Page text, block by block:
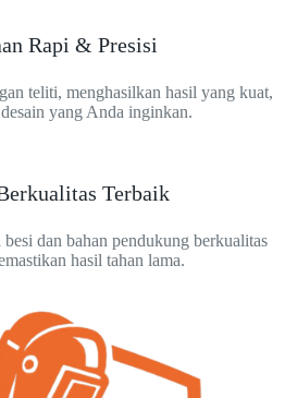
Rapi & Presisi
teliti, menghasilkan hasil yang kuat,
yang Anda inginkan.
Terbaik
dan bahan pendukung berkualitas
hasil tahan lama.